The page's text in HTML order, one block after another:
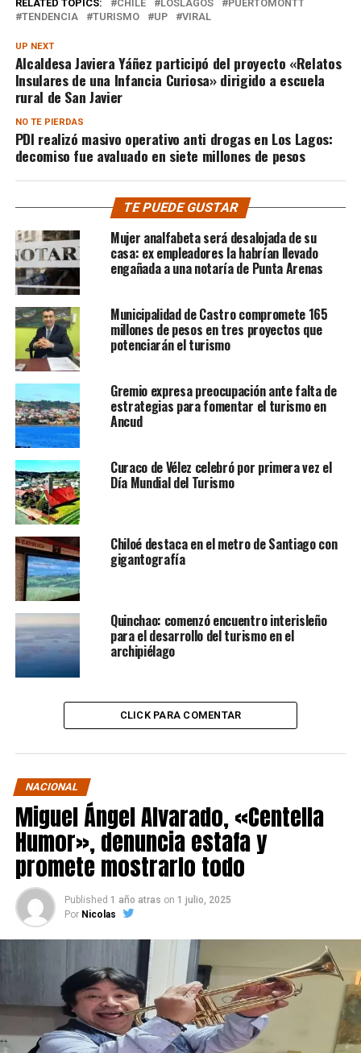
RELATED TOPICS: CHILE LOSLAGOS
PUERTOMONTT
TENDENCIA
TURISMO UP VIRAL
UP NEXT
Alcaldesa Javiera Yáñez participó del proyecto «Relatos
Insulares de una Infancia Curiosa» dirigido a escuela
rural de San Javier
NO TE PIERDAS
PDI realizó masivo operativo anti drogas en Los Lagos:
decomiso fue avaluado en siete millones de pesos
TE PUEDE GUSTAR
Mujer analfabeta será desalojada de su
casa: ex empleadores la habrían llevado
engañada a una notaría de Punta Arenas
Municipalidad de Castro compromete 165
millones de pesos en tres proyectos que
potenciarán el turismo
Gremio expresa preocupación ante falta de
estrategias para fomentar el turismo en
Ancud
Curaco de Vélez celebró por primera vez el
Día Mundial del Turismo
Chiloé destaca en el metro de Santiago con
gigantografía
Quinchao: comenzó encuentro interisleño
para el desarrollo del turismo en el
archipiélago
CLICK PARA COMENTAR
NACIONAL
Miguel Ángel Alvarado, «Centella
Humor», denuncia estafa y
promete mostrarlo todo
Published 1 año atras on 1 julio, 2025
Por Nicolas